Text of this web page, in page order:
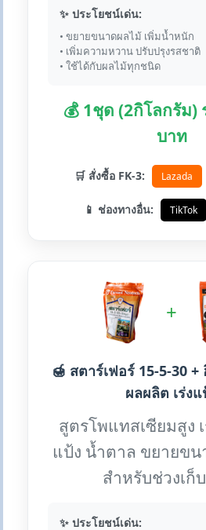
✨ ประโยชน์เด่น:
• ขยายขนาดผลไม้ เพิ่มน้ำหนัก
• เพิ่มความหวาน ปรับปรุงรสชาติ
• ใช้ได้กับผลไม้ทุกชนิด
💰 1ชุด (2กิโลกรัม)
บาท
🛒 สั่งซื้อ FK-3: Lazada
📱 ช่องทางอื่น: TikTok
+
🍯 สตาร์เฟอร์ 15-5-30 +
ผลผลิต เร่งแ
สูตรโพแทสเซียมสูง
แป้ง น้ำตาล ขยายขน
สำหรับช่วงเก็
✨ ประโยชน์เด่น: